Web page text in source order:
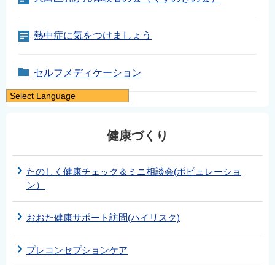
熱中症に気をつけましょう
セルフメディケーション
健康づくり
たのしく健康チェック＆ミニ相談会(ポピュレーショ
ン）
おおた健康サポート訪問(ハイリスク)
プレコンセプションケア
Select Language
繁體中文
한국어
Filipino